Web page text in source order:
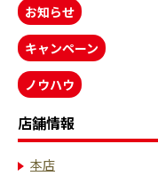
お知らせ
キャンペーン
ノウハウ
店舗情報
本店